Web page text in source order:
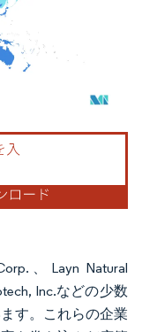
表示が必要です。
、Layn Natural
Inc.などの少数
す。これらの企業